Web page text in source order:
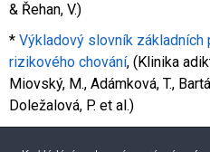
& Řehan, V.)
* Výkladový slovník
rizikového chování, (Klinika
Miovský, M., Adámková, T.,
Doležalová, P. et al.)